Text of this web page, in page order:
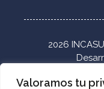
Valoramos tu
2026